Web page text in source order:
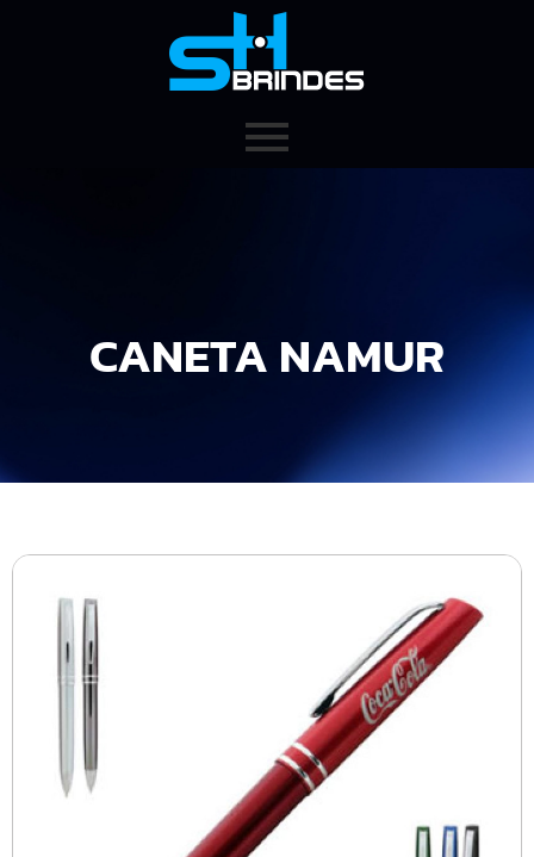
CANETA NAMUR